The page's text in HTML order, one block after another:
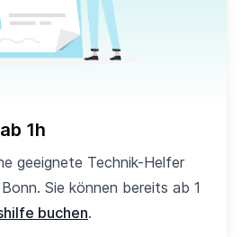
1h
geeignete Technik-Helfer
Sie können bereits ab 1
buchen.